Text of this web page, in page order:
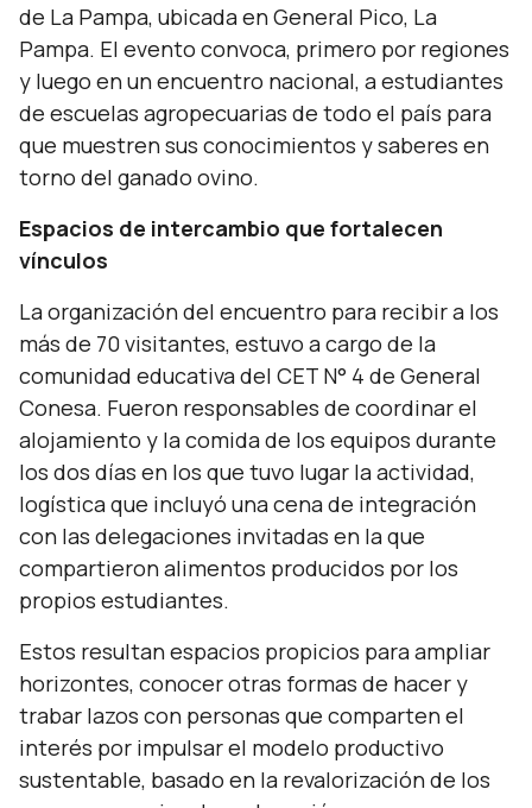
de La Pampa, ubicada en General Pico, La
Pampa. El evento convoca, primero por regiones
y luego en un encuentro nacional, a estudiantes
de escuelas agropecuarias de todo el país para
que muestren sus conocimientos y saberes en
torno del ganado ovino.
Espacios de intercambio que fortalecen
vínculos
La organización del encuentro para recibir a los
más de 70 visitantes, estuvo a cargo de la
comunidad educativa del CET N° 4 de General
Conesa. Fueron responsables de coordinar el
alojamiento y la comida de los equipos durante
los dos días en los que tuvo lugar la actividad,
logística que incluyó una cena de integración
con las delegaciones invitadas en la que
compartieron alimentos producidos por los
propios estudiantes.
Estos resultan espacios propicios para ampliar
horizontes, conocer otras formas de hacer y
trabar lazos con personas que comparten el
interés por impulsar el modelo productivo
sustentable, basado en la revalorización de los